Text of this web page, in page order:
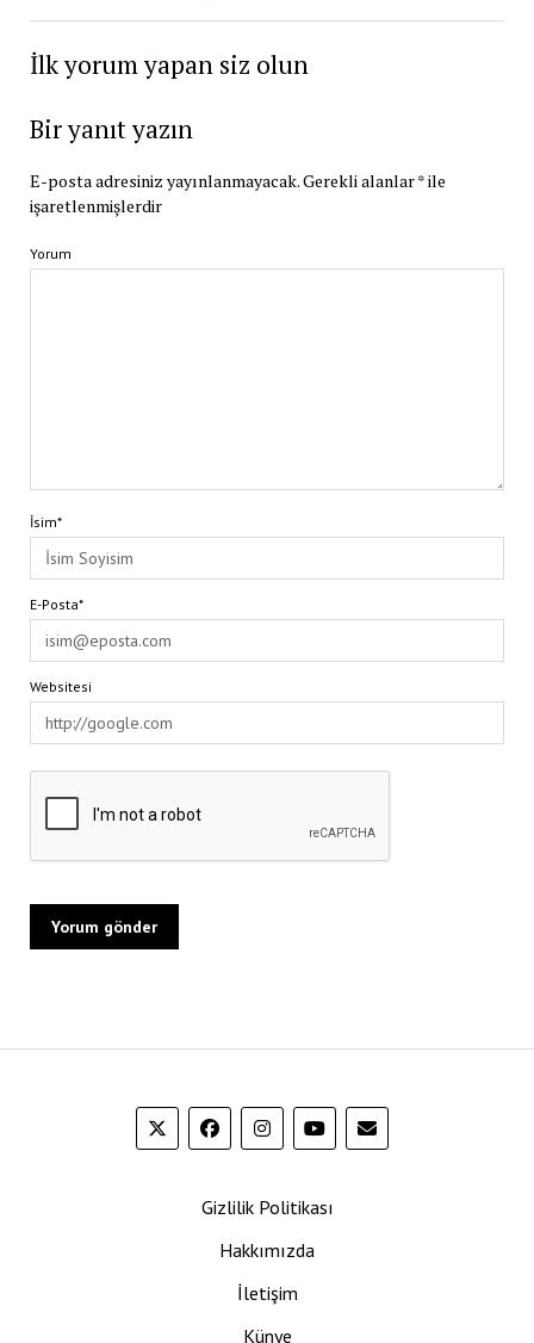
İlk yorum yapan siz olun
Bir yanıt yazın
E-posta adresiniz yayınlanmayacak.Gerekli alanlar*ile
işaretlenmişlerdir
Yorum
İsim*
E-Posta*
Websitesi
Gizlilik Politikası
Hakkımızda
İletişim
Künye